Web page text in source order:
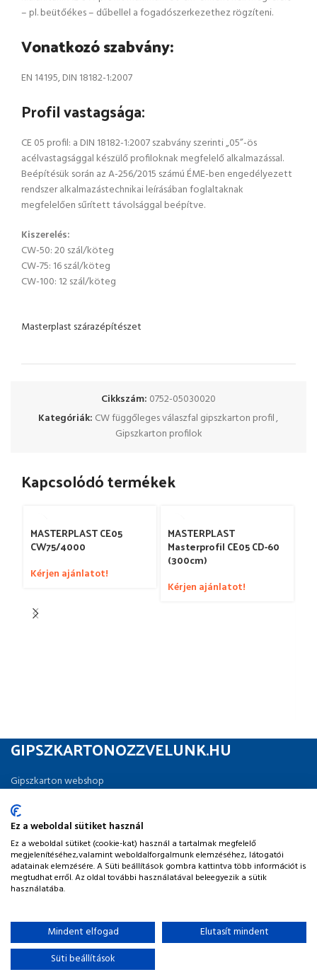
– pl. beütőékes – dűbellel a fogadószerkezethez rögzíteni.
Vonatkozó szabvány:
EN 14195, DIN 18182-1:2007
Profil vastagsága:
CE 05 profil: a DIN 18182-1:2007 szabvány szerinti „05”-ös
acélvastagsággal készülő profiloknak megfelelő alkalmazással.
Beépítésük során az A-256/2015 számú ÉME-ben engedélyezett
rendszer alkalmazástechnikai leírásában foglaltaknak
megfelelően sűrített távolsággal beépítve.
Kiszerelés:
CW-50: 20 szál/köteg
CW-75: 16 szál/köteg
CW-100: 12 szál/köteg
Masterplast szárazépítészet
Cikkszám: 0752-05030020
Kategóriák: CW függőleges válaszfal gipszkarton profil,
Gipszkarton profilok
Kapcsolódó termékek
MASTERPLAST CE05
CW75/4000
Kérjen ajánlatot!
MASTERPLAST
Masterprofil CE05 CD-60
(300cm)
Kérjen ajánlatot!
GIPSZKARTONOZZVELUNK.HU
Gipszkarton webshop
ÁTVÉTELI PONT: 2013 Pomáz, Budakalászi út 16.
TELEFON: +36 70 397 1584
INFORMÁCIÓK
Ez a weboldal sütiket használ
Ez a weboldal sütiket (cookie-kat) használ a tartalmak megfelelő
megjelenítéséhez,valamint weboldalforgalmunk elemzéséhez, látogatói
adatainak elemzésére. A Süti beállítások gombra kattintva több információt is
megtudhat erről. Az oldal további használatával beleegyezik a sütik
használatába.
Mindent elfogad
Elutasít mindent
Süti beállítások